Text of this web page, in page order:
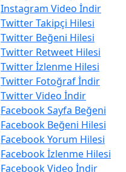
Instagram Video İndir
Twitter Takipçi Hilesi
Twitter Beğeni Hilesi
Twitter Retweet Hilesi
Twitter İzlenme Hilesi
Twitter Fotoğraf İndir
Twitter Video İndir
Facebook Sayfa Beğeni
Facebook Beğeni Hilesi
Facebook Yorum Hilesi
Facebook İzlenme Hilesi
Facebook Video İndir